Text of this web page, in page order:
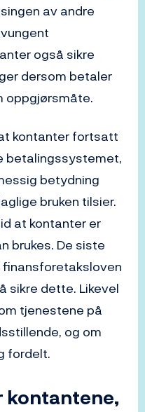
av andre
også sikre
dersom betaler
oppgjørsmåte.
kontanter fortsatt
betalingssystemet,
betydning
bruken tilsier.
at kontanter er
brukes. De siste
sikre dette. Likevel
tjenestene på
og om
fordelt.
kontantene,